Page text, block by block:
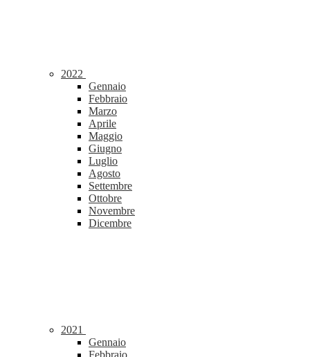
2022
Gennaio
Febbraio
Marzo
Aprile
Maggio
Giugno
Luglio
Agosto
Settembre
Ottobre
Novembre
Dicembre
2021
Gennaio